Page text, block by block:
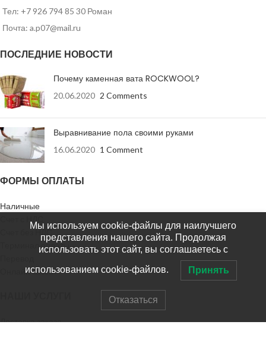
Тел: +7 926 794 85 30 Роман
Почта: a.p07@mail.ru
ПОСЛЕДНИЕ НОВОСТИ
Почему каменная вата ROCKWOOL?
20.06.2020 2 Comments
Выравнивание пола своими руками
16.06.2020 1 Comment
ФОРМЫ ОПЛАТЫ
Наличные
Счет без НДС
Терминал оплаты
Онлайн касса
Доставка заказа
Мы используем cookie-файлы для наилучшего
представления нашего сайта. Продолжая
использовать этот сайт, вы соглашаетесь с
использованием cookie-файлов. Принять
Отказаться